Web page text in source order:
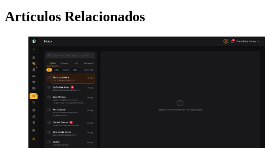
Artículos Relacionados